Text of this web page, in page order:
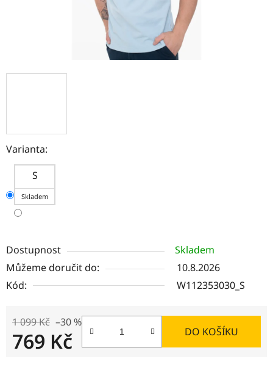
Varianta:
S
Skladem
Dostupnost
Skladem
Můžeme doručit do:
10.8.2026
Kód:
W112353030_S
1 099 Kč –30 %
769 Kč DO KOŠÍKU